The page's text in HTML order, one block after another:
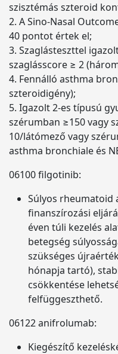
szisztémás szteroid
2. A Sino-Nasal
40 pontot értek el;
3. Szaglásteszttel
szaglásscore ≥ 2
4. Fennálló asthma
szteroidigény);
5. Igazolt 2-es típusú
szérumban ≥150 vagy
10/látómező vagy
asthma bronchiale és
06100 filgotinib:
Súlyos rheumatoid
finanszírozási
éven túli kezelés
betegség
szükséges
hónapja tartó),
csökkentése
felfüggeszthető.
06122 anifrolumab:
Kiegészítő